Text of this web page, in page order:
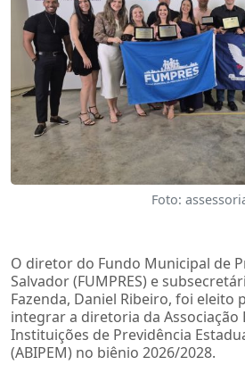
Foto:
O diretor do Fundo Municipal de
Salvador (FUMPRES) e
Fazenda, Daniel Ribeiro, foi eleito
integrar a diretoria da Associação
Instituições de Previdência
(ABIPEM) no biênio 2026/2028.